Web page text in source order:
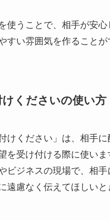
使うことで、相手が安
すい雰囲気を作ることが
けくださいの使い方
けください」は、相手
を受け付ける際に使いま
ビジネスの現場で、相
遠慮なく伝えてほしい